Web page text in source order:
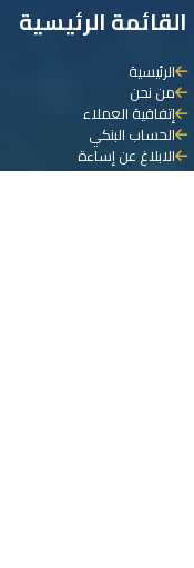
القائمة الرئيسية
الرئيسية
من نحن
إتفاقية العملاء
الحساب البنكي
الابلاغ عن إساءة
منطقة العملاء